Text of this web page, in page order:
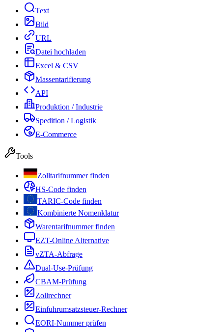
Text
Bild
URL
Datei hochladen
Excel & CSV
Massentarifierung
API
Produktion / Industrie
Spedition / Logistik
E-Commerce
Tools
Zolltarifnummer finden
HS-Code finden
TARIC-Code finden
Kombinierte Nomenklatur
Warentarifnummer finden
EZT-Online Alternative
vZTA-Abfrage
Dual-Use-Prüfung
CBAM-Prüfung
Zollrechner
Einfuhrumsatzsteuer-Rechner
EORI-Nummer prüfen